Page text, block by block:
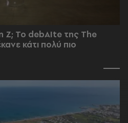
Z; Το debAIte της The
κάτι πολύ πιο